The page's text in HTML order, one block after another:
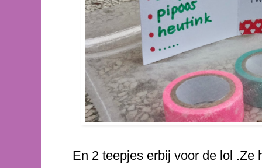
En 2 teepjes erbij voor de lol .Ze